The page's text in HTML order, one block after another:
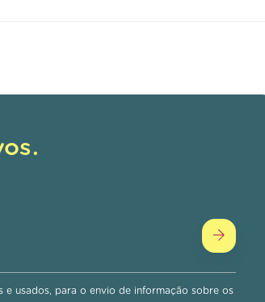
e usados, para o envio de informação sobre os